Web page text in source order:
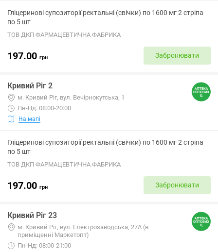
Гліцеринові супозиторії ректальні (свічки) по 1600 мг 2 стріпа
по 5 шт
ТОВ ДКП ФАРМАЦЕВТИЧНА ФАБРИКА
197.00 грн Забронювати
Кривий Ріг 2
м. Кривий Ріг, вул. Вечірнокутська, 1
Пн-Нд: 08:00-20:00
На мапі
Гліцеринові супозиторії ректальні (свічки) по 1600 мг 2 стріпа
по 5 шт
ТОВ ДКП ФАРМАЦЕВТИЧНА ФАБРИКА
197.00 грн Забронювати
Кривий Ріг 23
м. Кривий Ріг, вул. Електрозаводська, 27А (в
приміщенні Маркетопт)
Пн-Нд: 08:00-21:00